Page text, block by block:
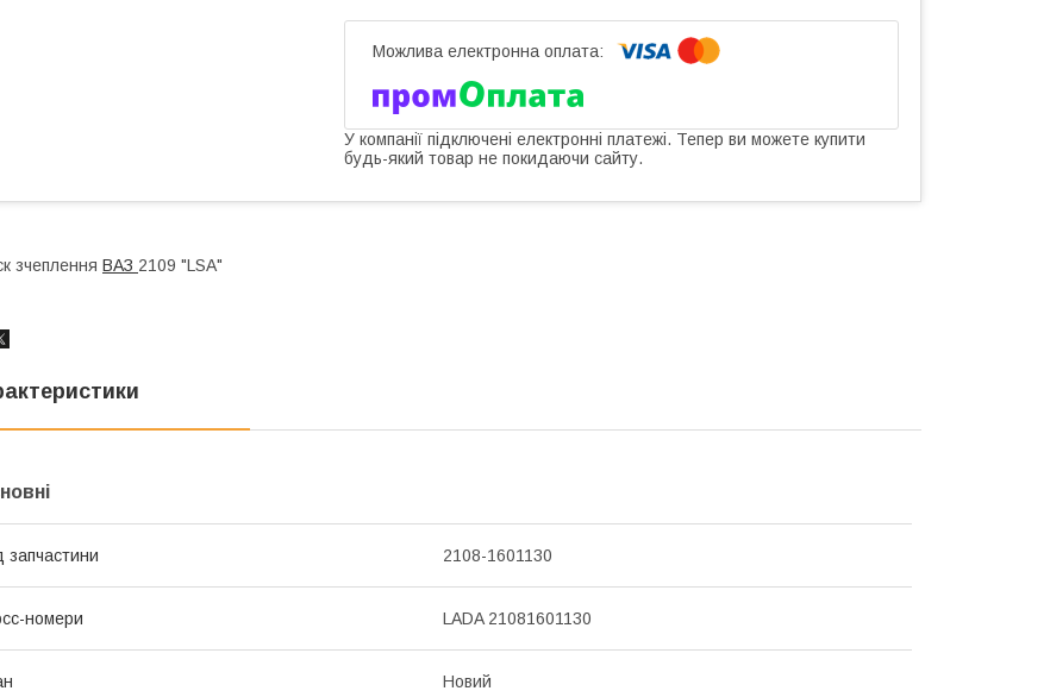
У компанії підключені електронні платежі. Тепер ви можете купити
будь-який товар не покидаючи сайту.
зчеплення ВАЗ 2109 "LSA"
запчастини 2108-1601130
номери LADA 21081601130
Новий